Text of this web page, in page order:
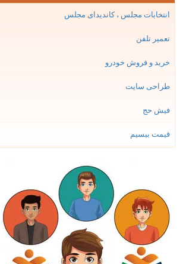
انتخابات مجلس ، کاندیدای مجلس
تعمیر تلفن
خرید و فروش خودرو
طراحی سایت
فیش حج
قیمت بیسیم